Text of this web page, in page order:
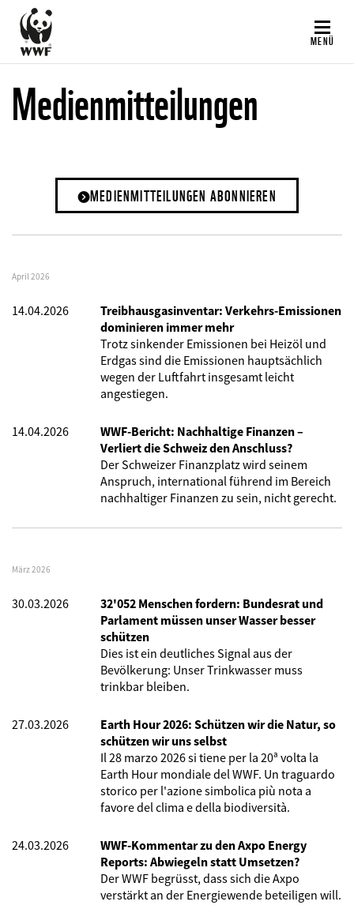
Direkt
zum
Inhalt
MENÜ
Medienmitteilungen
MEDIENMITTEILUNGEN ABONNIEREN
April 2026
14.04.2026
Treibhausgasinventar: Verkehrs-Emissionen
dominieren immer mehr
Trotz sinkender Emissionen bei Heizöl und
Erdgas sind die Emissionen hauptsächlich
wegen der Luftfahrt insgesamt leicht
angestiegen.
14.04.2026
WWF-Bericht: Nachhaltige Finanzen –
Verliert die Schweiz den Anschluss?
Der Schweizer Finanzplatz wird seinem
Anspruch, international führend im Bereich
nachhaltiger Finanzen zu sein, nicht gerecht.
März 2026
30.03.2026
32'052 Menschen fordern: Bundesrat und
Parlament müssen unser Wasser besser
schützen
Dies ist ein deutliches Signal aus der
Bevölkerung: Unser Trinkwasser muss
trinkbar bleiben.
27.03.2026
Earth Hour 2026: Schützen wir die Natur, so
schützen wir uns selbst
Il 28 marzo 2026 si tiene per la 20ª volta la
Earth Hour mondiale del WWF. Un traguardo
storico per l'azione simbolica più nota a
favore del clima e della biodiversità.
24.03.2026
WWF-Kommentar zu den Axpo Energy
Reports: Abwiegeln statt Umsetzen?
Der WWF begrüsst, dass sich die Axpo
verstärkt an der Energiewende beteiligen will.